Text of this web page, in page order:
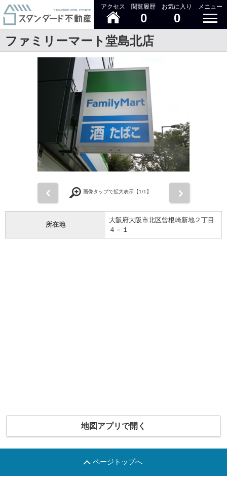
アクセス 閲覧履歴
0
お気に入り
0
メニュー
ファミリーマート堂島北店
画像タップで拡大表示【1/1】
所在地
大阪府大阪市北区曾根崎新地２丁目
４－１
地図アプリで開く
ページトップへ